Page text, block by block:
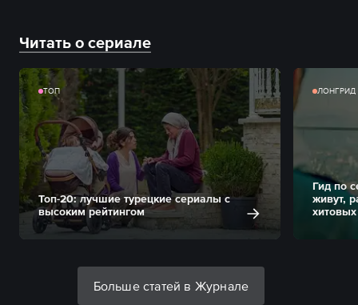
Читать о сериале
ТОП
Топ-20: лучшие турецкие сериалы с
высоким рейтингом
ЛОНГРИД
Гид по
живут,
Больше статей в Журнале